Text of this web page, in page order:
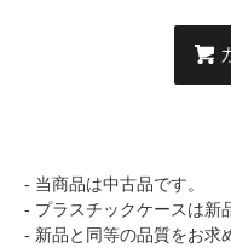
- 当商品は中古品です。
- プラスチックケースは新
- 新品と同等の品質をお求